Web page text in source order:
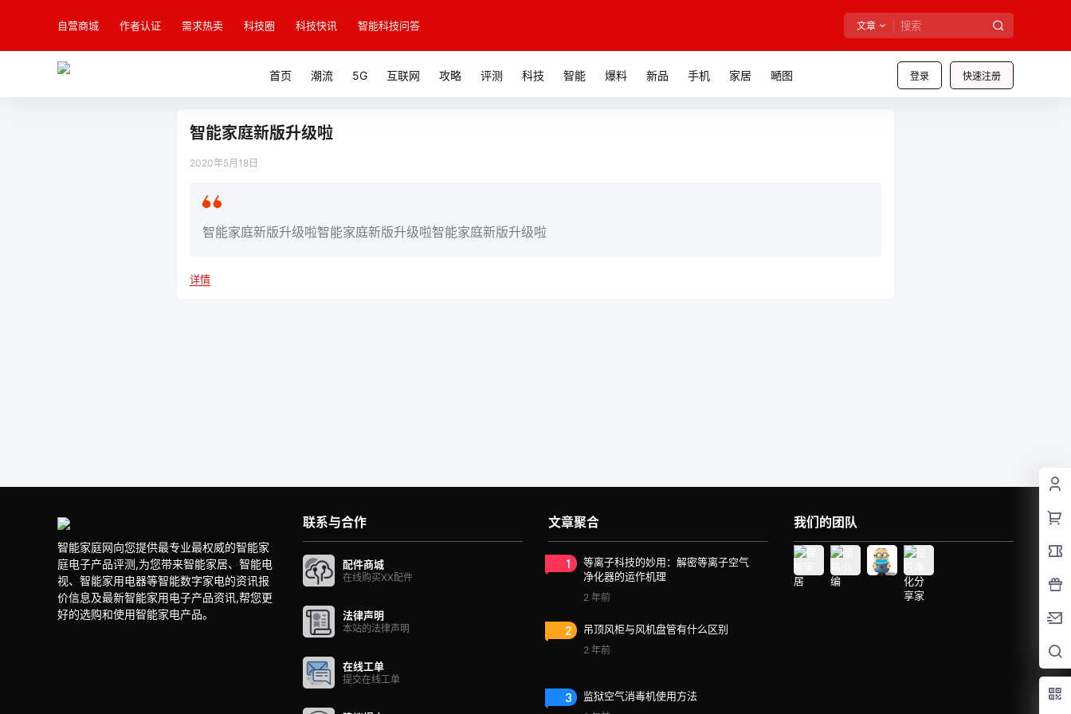
自营商城 作者认证 需求热卖 科技圈 科技快讯 智能科技问答 文章
登录 快速注册
首页 潮流 5G 互联网 攻略 评测 科技 智能 爆料 新品 手机 家居 嗮图
智能家庭新版升级啦
2020年5月18日
智能家庭新版升级啦智能家庭新版升级啦智能家庭新版升级啦
详情
智能家庭网向您提供最专业最权威的智能家
庭电子产品评测,为您带来智能家居、智能电
视、智能家用电器等智能数字家电的资讯报
价信息及最新智能家用电子产品资讯,帮您更
好的选购和使用智能家电产品。
联系与合作
配件商城
在线购买XX配件
法律声明
本站的法律声明
在线工单
提交在线工单
文章聚合
1
等离子科技的妙用：解密等离子空气
净化器的运作机理
2 年前
2 吊顶风柜与风机盘管有什么区别
2 年前
3 监狱空气消毒机使用方法
我们的团队